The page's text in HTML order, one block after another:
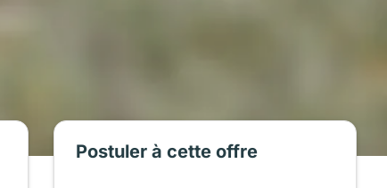
Postuler à cette offre